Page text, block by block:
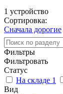
1 устройство
Сортировка:
Сначала дорогие
Фильтры
Фильтровать
Статус
На складе 1
Вид